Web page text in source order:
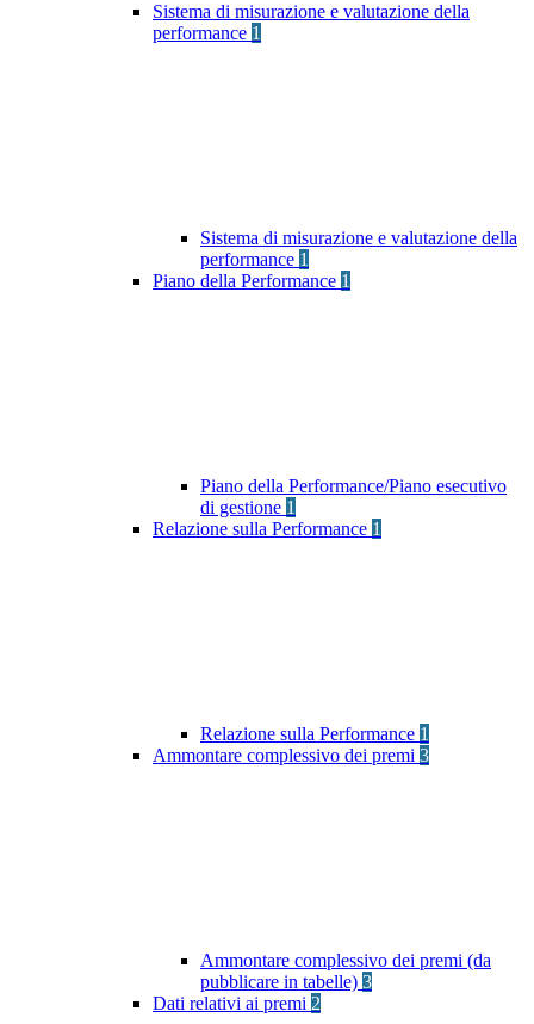
Sistema di misurazione e valutazione della
performance 1
Sistema di misurazione e valutazione della
performance 1
Piano della Performance 1
Piano della Performance/Piano esecutivo
di gestione 1
Relazione sulla Performance 1
Relazione sulla Performance 1
Ammontare complessivo dei premi 3
Ammontare complessivo dei premi (da
pubblicare in tabelle) 3
Dati relativi ai premi 2